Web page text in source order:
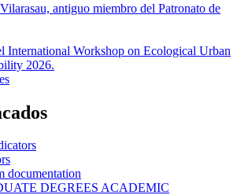
antiguo miembro del Patronato de
International Workshop on Ecological Urban
2026.
documentation
DEGREES ACADEMIC